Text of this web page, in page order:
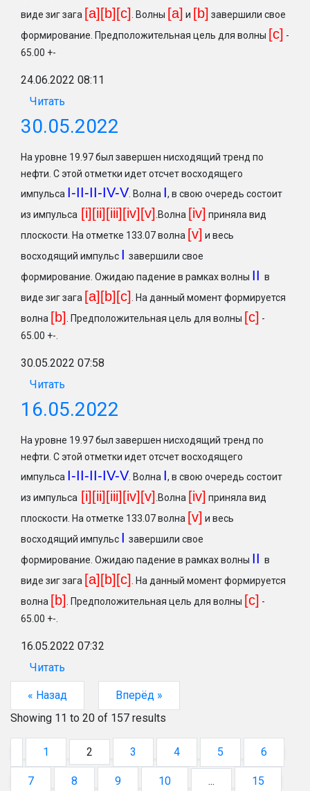
виде зиг зага [a][b][c]. Волны [a] и [b] завершили свое
формирование. Предположительная цель для волны [c] -
65.00 +-
24.06.2022 08:11
Читать
30.05.2022
На уровне 19.97 был завершен нисходящий тренд по
нефти. С этой отметки идет отсчет восходящего
импульса I-II-II-IV-V. Волна I, в свою очередь состоит
из импульса [i][ii][iii][iv][v].Волна [iv] приняла вид
плоскости. На отметке 133.07 волна [v] и весь
восходящий импульс I завершили свое
формирование. Ожидаю падение в рамках волны II в
виде зиг зага [a][b][c]. На данный момент формируется
волна [b]. Предположительная цель для волны [c] -
65.00 +-.
30.05.2022 07:58
Читать
16.05.2022
На уровне 19.97 был завершен нисходящий тренд по
нефти. С этой отметки идет отсчет восходящего
импульса I-II-II-IV-V. Волна I, в свою очередь состоит
из импульса [i][ii][iii][iv][v].Волна [iv] приняла вид
плоскости. На отметке 133.07 волна [v] и весь
восходящий импульс I завершили свое
формирование. Ожидаю падение в рамках волны II в
виде зиг зага [a][b][c]. На данный момент формируется
волна [b]. Предположительная цель для волны [c] -
65.00 +-.
16.05.2022 07:32
Читать
« Назад
Вперёд »
Showing 11 to 20 of 157 results
1 2 3 4 5 6
7 8 9 10 ... 15